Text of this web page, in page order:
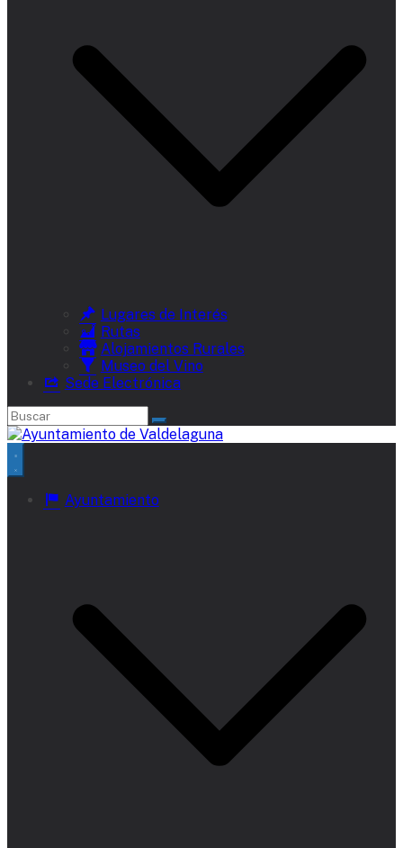
Lugares de Interés
Rutas
Alojamientos Rurales
Museo del Vino
Sede Electrónica
Ayuntamiento